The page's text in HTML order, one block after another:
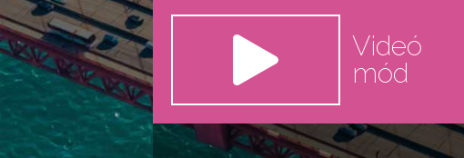
Videó
mód